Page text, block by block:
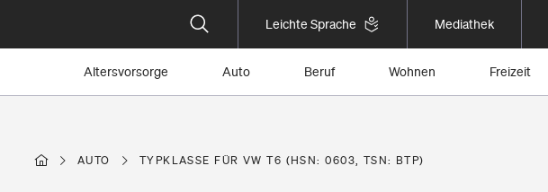
Leichte Sprache Mediathek
Altersvorsorge Auto Beruf Wohnen Freizeit
AUTO TYPKLASSE FÜR VW T6 (HSN: 0603, TSN: BTP)